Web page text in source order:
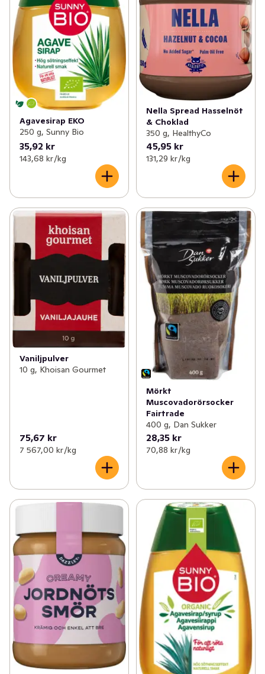
Agavesirap EKO
250 g, Sunny Bio
35,92 kr
143,68 kr /kg
Nella Spread Hasselnöt
& Choklad
350 g, HealthyCo
45,95 kr
131,29 kr /kg
Vaniljpulver
10 g, Khoisan Gourmet
75,67 kr
7 567,00 kr /kg
Mörkt
Muscovadorörsocker
Fairtrade
400 g, Dan Sukker
28,35 kr
70,88 kr /kg